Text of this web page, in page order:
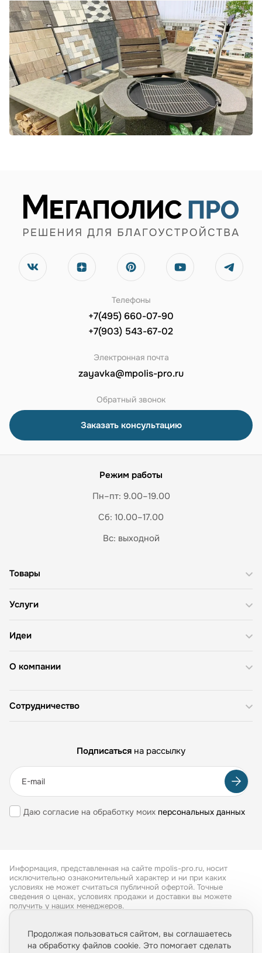
Телефоны
+7(495) 660-07-90
+7(903) 543-67-02
Электронная почта
zayavka@mpolis-pro.ru
Обратный звонок
Заказать консультацию
Режим работы
Пн–пт: 9.00–19.00
Сб: 10.00–17.00
Вс: выходной
О компании
Товары
Услуги
Идеи
Сотрудничество
Подписаться на рассылку
Даю согласие на обработку моих персональных данных
Информация, представленная на сайте mpolis-pro.ru, носит
исключительно ознакомительный характер и ни при каких
условиях не может считаться публичной офертой. Точные
сведения о ценах, условиях продажи и доставки вы можете
получить у наших менеджеров.
Обработка персональных данных
Продолжая пользоваться сайтом, вы соглашаетесь
на обработку файлов cookie. Это помогает сделать